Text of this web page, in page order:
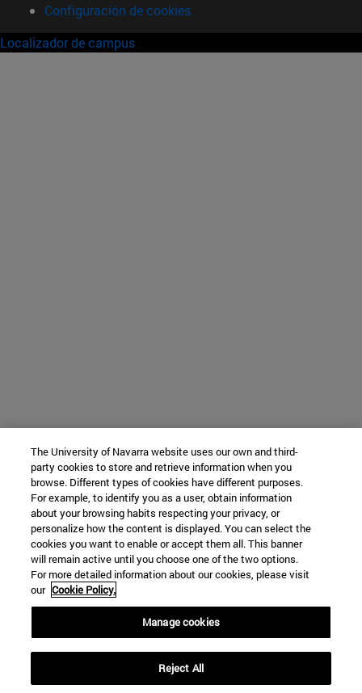
Configuración de cookies
Localizador de campus
The University of Navarra website uses our own and third-
party cookies to store and retrieve information when you
browse. Different types of cookies have different purposes.
For example, to identify you as a user, obtain information
about your browsing habits respecting your privacy, or
personalize how the content is displayed. You can select the
cookies you want to enable or accept them all. This banner
will remain active until you choose one of the two options.
For more detailed information about our cookies, please visit
our Cookie Policy.
Manage cookies
Reject All